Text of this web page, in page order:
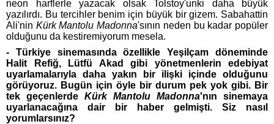
neon harflerle yazacak olsak Tolstoy'unki daha büyük
yazılırdı. Bu tercihler benim için büyük bir gizem. Sabahattin
Ali'nin Kürk Mantolu Madonna'sının neden bu kadar popüler
olduğunu da kestiremiyorum mesela.
- Türkiye sinemasında özellikle Yeşilçam döneminde
Halit Refiğ, Lütfü Akad gibi yönetmenlerin edebiyat
uyarlamalarıyla daha yakın bir ilişki içinde olduğunu
görüyoruz. Bugün için öyle bir durum pek yok gibi. Bir
tek geçenlerde Kürk Mantolu Madonna'nın sinemaya
uyarlanacağına dair bir haber gelmişti. Siz nasıl
yorumlarsınız?